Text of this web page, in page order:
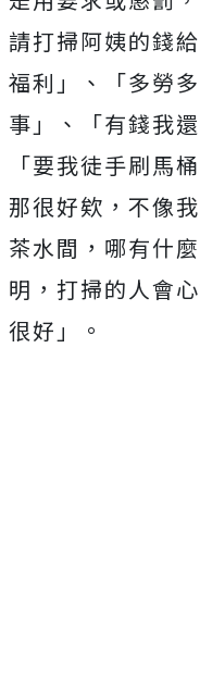
請打掃阿姨的錢
福利」、「多勞
事」、「有錢我
「要我徒手刷馬
那很好欸，不像
茶水間，哪有什
明，打掃的人會
很好」。